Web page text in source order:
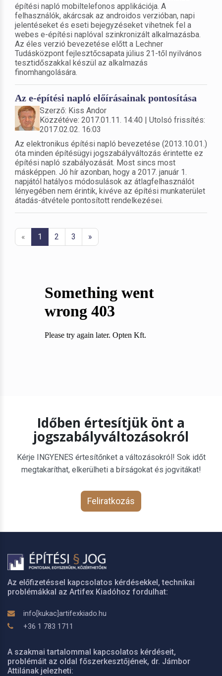
építési napló mobiltelefonos applikációja. A
felhasználók, akárcsak az androidos verzióban, napi
jelentéseket és eseti bejegyzéseket vihetnek fel a
webes e-építési naplóval szinkronizált alkalmazásba.
Az éles verzió bevezetése előtt a Lechner
Tudásközpont fejlesztőcsapata július 21-től nyilvános
tesztidőszakkal készül az alkalmazás
finomhangolására.
Az e-építési napló előírásainak pontosítása
Szerző: Kiss Andor
Közzétéve: 2017.01.11. 14:40 | Utolsó frissítés:
2017.02.02. 16:03
Az elektronikus építési napló bevezetése (2013.10.01.)
óta minden építésügyi jogszabályváltozás érintette ez
építési napló szabályozását. Most sincs most
másképpen. Jó hír azonban, hogy a 2017. január 1.
napjától hatályos módosulások az átlagfelhasználót
lényegében nem érintik, kivéve az építési munkaterület
átadás-átvétele pontosított rendelkezései.
« 1 2 3 »
Időben értesítjük önt a
jogszabályváltozásokról
Kérje INGYENES értesítőnket a változásokról! Sok időt
megtakaríthat, elkerülheti a bírságokat és jogvitákat!
Feliratkozás
Az előfizetéssel kapcsolatos kérdésekkel, technikai
problémákkal az Artifex Kiadóhoz fordulhat:
info[kukac]artifexkiado.hu
+36 1 783 1711
A szakmai tartalommal kapcsolatos kérdéseit,
problémáit az oldal főszerkesztőjének, dr. Jámbor
Attilának jelezheti: